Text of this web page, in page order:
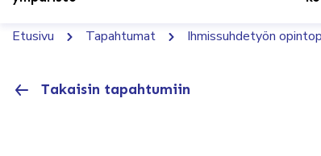
Etusivu Tapahtumat Ihmissuhdetyön
Takaisin tapahtumiin